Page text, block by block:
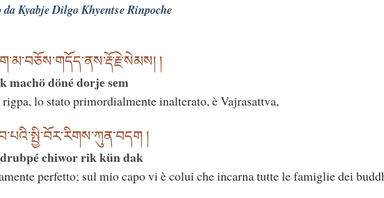
da Kyabje Dilgo Khyentse Rinpoche
།
machö döné dorje sem
lo stato primordialmente inalterato, è Vajrasattva,
།
chiwor rik kün dak
perfetto; sul mio capo vi è colui che incarna tutte le famiglie dei